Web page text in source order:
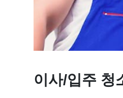
이사/입주 청